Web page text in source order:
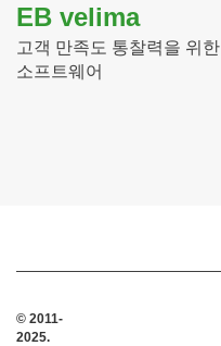
EB velima
고객 만족도 통찰력을 위한
소프트웨어
© 2011-
2025.